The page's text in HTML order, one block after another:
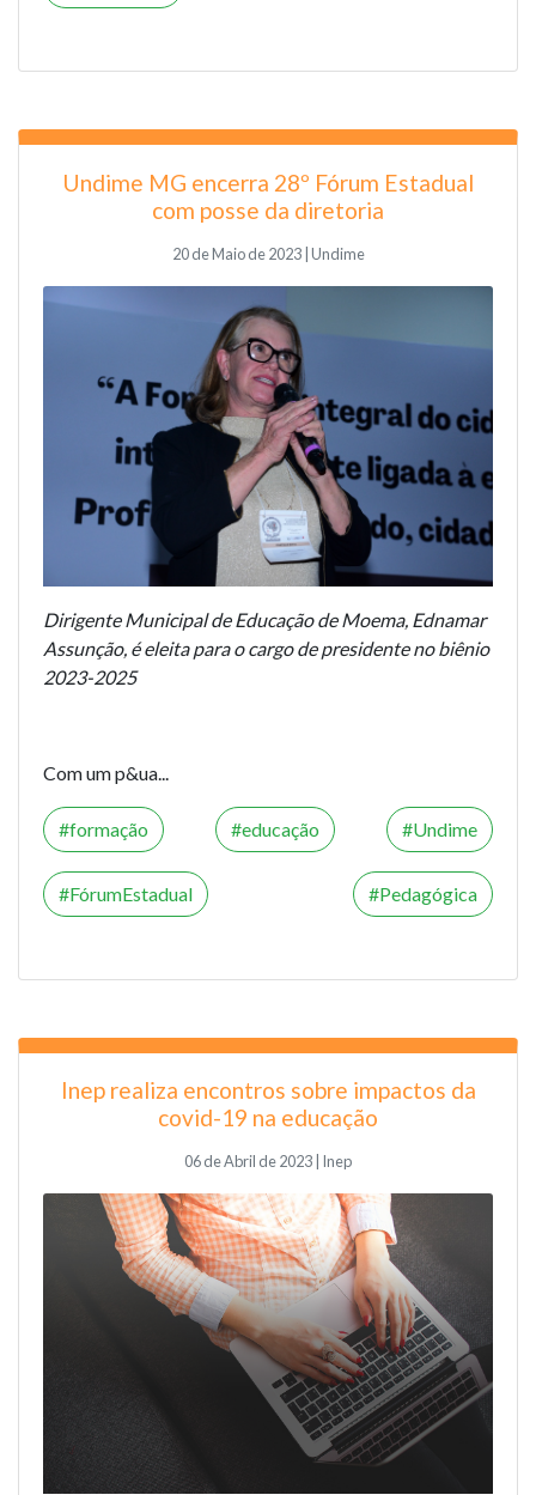
Undime MG encerra 28º Fórum Estadual
com posse da diretoria
20 de Maio de 2023 | Undime
Dirigente Municipal de Educação de Moema, Ednamar
Assunção, é eleita para o cargo de presidente no biênio
2023-2025
Com um p&ua...
formação educação Undime
FórumEstadual Pedagógica
Inep realiza encontros sobre impactos da
covid-19 na educação
06 de Abril de 2023 | Inep